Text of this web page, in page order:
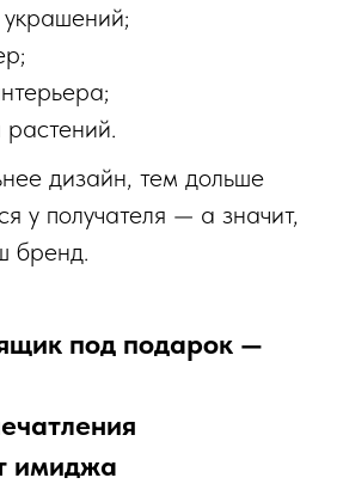
растений.
дизайн, тем дольше
у получателя — а значит,
бренд.
под подарок —
имиджа